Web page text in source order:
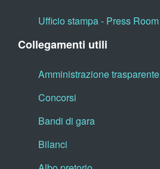
Ufficio stampa - Press Room
Collegamenti utili
Amministrazione trasparente
Concorsi
Bandi di gara
Bilanci